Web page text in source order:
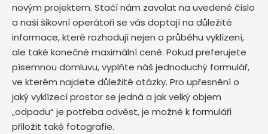
novým projektem. Stačí nám zavolat na uvedené číslo
a naši šikovní operátoři se vás doptají na důležité
informace, které rozhodují nejen o průběhu vyklízení,
ale také konečné maximální ceně. Pokud preferujete
písemnou domluvu, vyplňte náš jednoduchý formulář,
ve kterém najdete důležité otázky. Pro upřesnění o
jaký vyklízecí prostor se jedná a jak velký objem
„odpadu“ je potřeba odvést, je možné k formuláři
přiložit také fotografie.